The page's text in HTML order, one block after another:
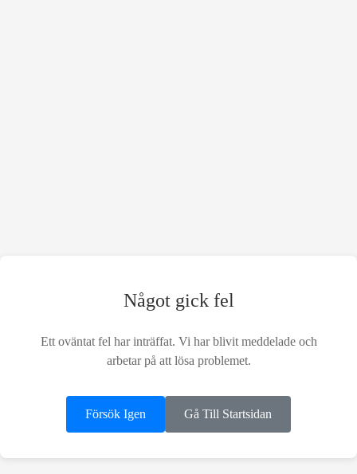
Något gick fel
Ett oväntat fel har inträffat. Vi har blivit meddelade och
arbetar på att lösa problemet.
Försök Igen Gå Till Startsidan